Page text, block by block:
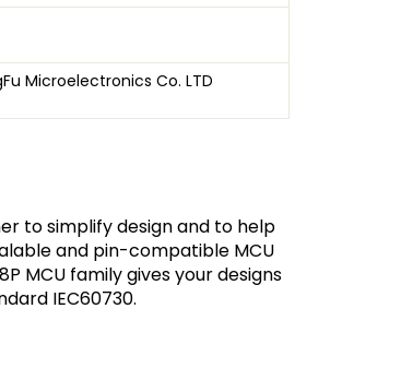
Microelectronics Co. LTD
to simplify design and to help
and pin-compatible MCU
MCU family gives your designs
IEC60730.